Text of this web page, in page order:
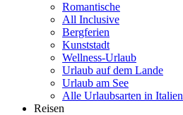
Romantische
All Inclusive
Bergferien
Kunststadt
Wellness-Urlaub
Urlaub auf dem Lande
Urlaub am See
Alle Urlaubsarten in Italien
Reisen